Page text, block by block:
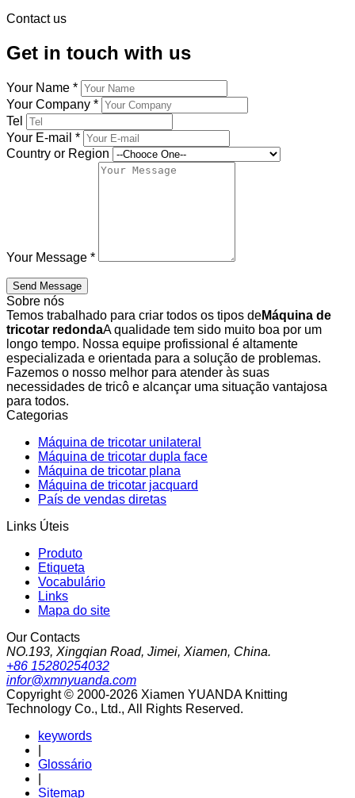
Contact us
Get in touch with us
Your Name *
Your Company *
Tel
Your E-mail *
Country or Region
Your Message *
Send Message
Sobre nós
Temos trabalhado para criar todos os tipos deMáquina de
tricotar redondaA qualidade tem sido muito boa por um
longo tempo. Nossa equipe profissional é altamente
especializada e orientada para a solução de problemas.
Fazemos o nosso melhor para atender às suas
necessidades de tricô e alcançar uma situação vantajosa
para todos.
Categorias
Máquina de tricotar unilateral
Máquina de tricotar dupla face
Máquina de tricotar plana
Máquina de tricotar jacquard
País de vendas diretas
Links Úteis
Produto
Etiqueta
Vocabulário
Links
Mapa do site
Our Contacts
NO.193, Xingqian Road, Jimei, Xiamen, China.
+86 15280254032
infor@xmnyuanda.com
Copyright © 2000-2026 Xiamen YUANDA Knitting
Technology Co., Ltd., All Rights Reserved.
keywords
Glossário
Sitemap